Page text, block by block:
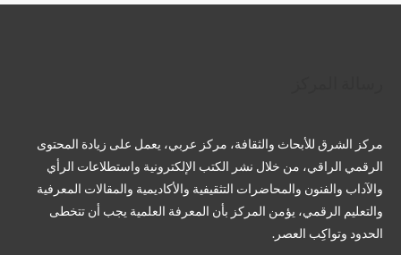
مركز الشرق للأبحاث والثقافة، مركز عربي، يعمل على زيادة المحتوى
الرقمي الراقي، من خلال نشر الكتب الإلكترونية واستطلاعات الرأي
والآداب والفنون والمحاضرات التثقيفية والأكاديمية والمقالات المعرفية
والتعليم الرقمي، يؤمن المركز بأن المعرفة العلمية يجب أن تتخطى
الحدود وتواكِب العصر.